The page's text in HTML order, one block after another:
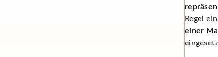
Regel
einer